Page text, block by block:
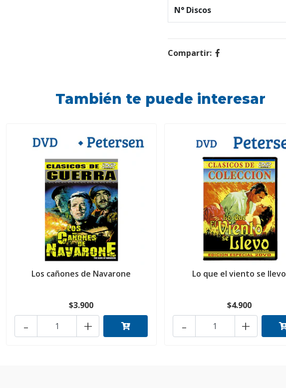
N° Discos
Compartir:
También te puede interesar
Los cañones de Navarone
$3.900
+
-
Lo que el viento se llevo
$4.900
+
-